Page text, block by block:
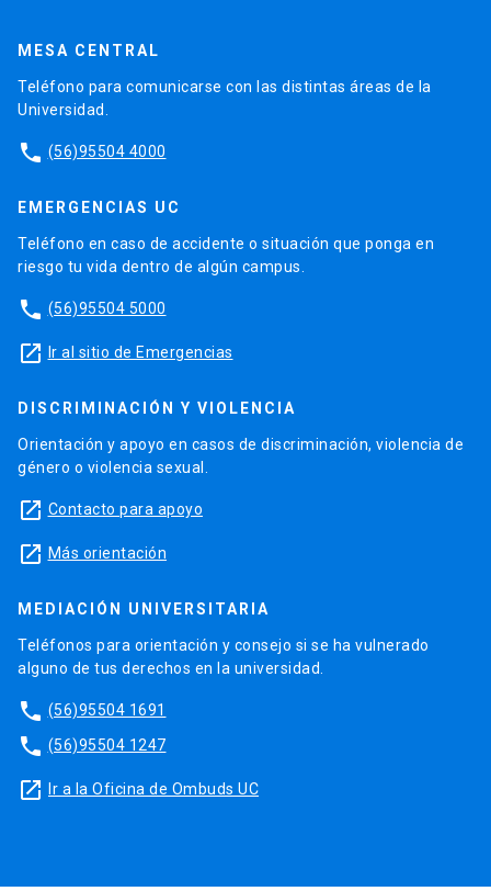
MESA CENTRAL
Teléfono para comunicarse con las distintas áreas de la
Universidad.
phone (56)95504 4000
EMERGENCIAS UC
Teléfono en caso de accidente o situación que ponga en
riesgo tu vida dentro de algún campus.
phone (56)95504 5000
launch Ir al sitio de Emergencias
DISCRIMINACIÓN Y VIOLENCIA
Orientación y apoyo en casos de discriminación, violencia de
género o violencia sexual.
launch Contacto para apoyo
launch Más orientación
MEDIACIÓN UNIVERSITARIA
Teléfonos para orientación y consejo si se ha vulnerado
alguno de tus derechos en la universidad.
phone (56)95504 1691
phone (56)95504 1247
launch Ir a la Oficina de Ombuds UC